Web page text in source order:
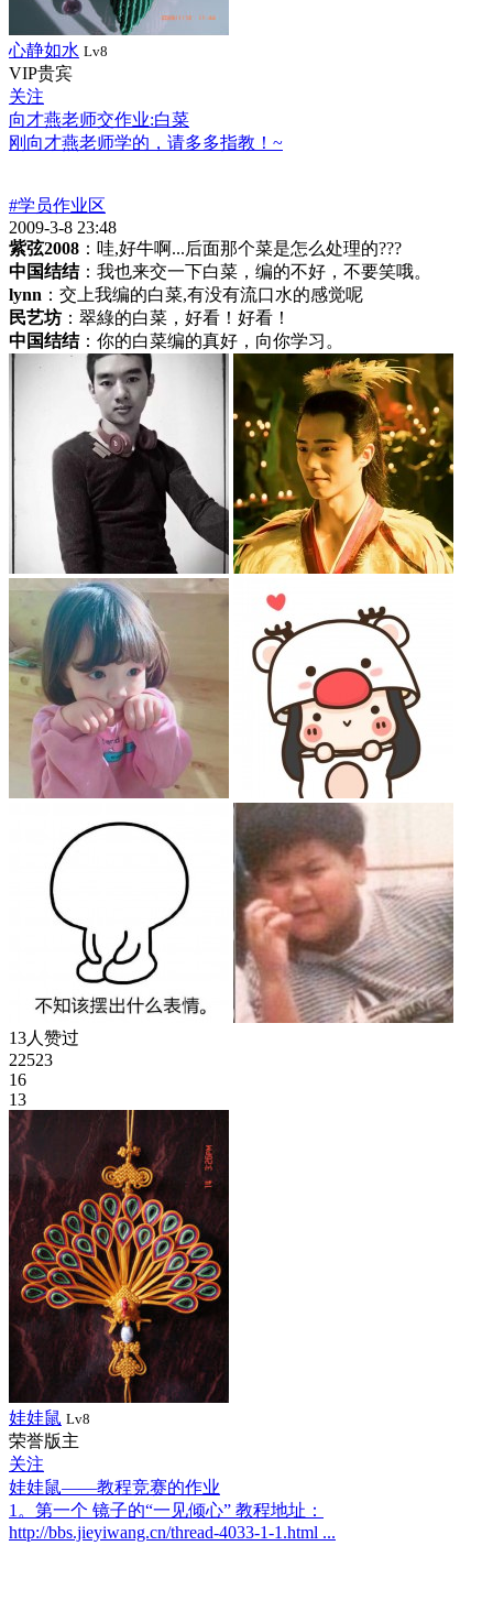
心静如水 Lv8
VIP贵宾
关注
向才燕老师交作业:白菜
刚向才燕老师学的，请多多指教！~
#学员作业区
2009-3-8 23:48
紫弦2008 ：哇,好牛啊...后面那个菜是怎么处理的???
中国结结：我也来交一下白菜，编的不好，不要笑哦。
lynn ：交上我编的白菜,有没有流口水的感觉呢
民艺坊 ：翠綠的白菜，好看！好看！
中国结结：你的白菜编的真好，向你学习。
13人赞过
22523
16
13
娃娃鼠 Lv8
荣誉版主
关注
娃娃鼠——教程竞赛的作业
1。第一个 镜子的“一见倾心” 教程地址：
http://bbs.jieyiwang.cn/thread-4033-1-1.html ...